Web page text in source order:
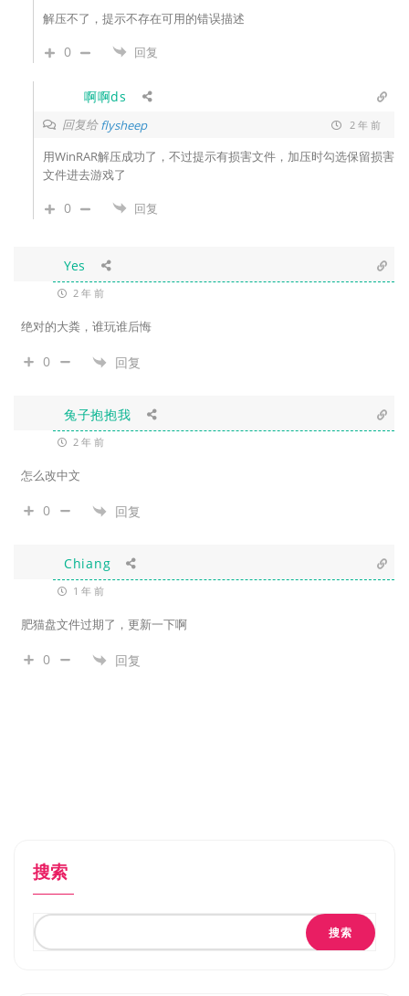
解压不了，提示不存在可用的错误描述
0 回复
啊啊ds
回复给flysheep 2 年 前
用WinRAR解压成功了，不过提示有损害文件，加压时勾选保留损害
文件进去游戏了
0 回复
Yes
2 年 前
绝对的大粪，谁玩谁后悔
0 回复
兔子抱抱我
2 年 前
怎么改中文
0 回复
Chiang
1 年 前
肥猫盘文件过期了，更新一下啊
0 回复
搜索
搜索